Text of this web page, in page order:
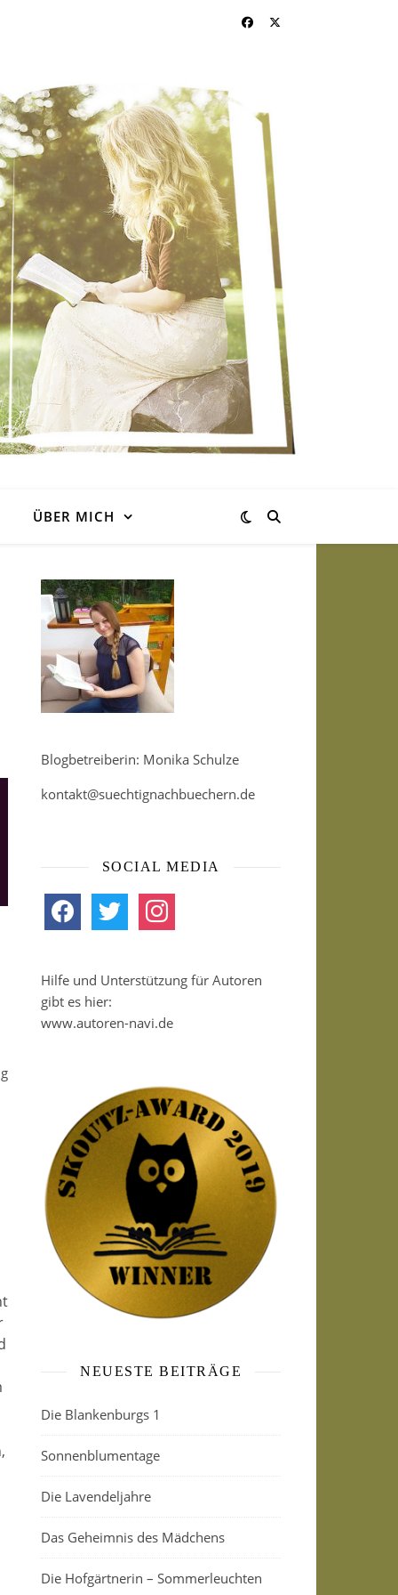
ÜBER MICH
Blogbetreiberin: Monika Schulze
kontakt@suechtignachbuechern.de
SOCIAL MEDIA
facebook twitter instagram
Hilfe und Unterstützung für Autoren
gibt es hier:
www.autoren-navi.de
NEUESTE BEITRÄGE
Die Blankenburgs 1
Sonnenblumentage
Die Lavendeljahre
Das Geheimnis des Mädchens
Die Hofgärtnerin – Sommerleuchten